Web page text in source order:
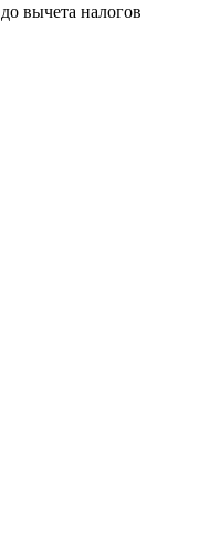
до вычета налогов